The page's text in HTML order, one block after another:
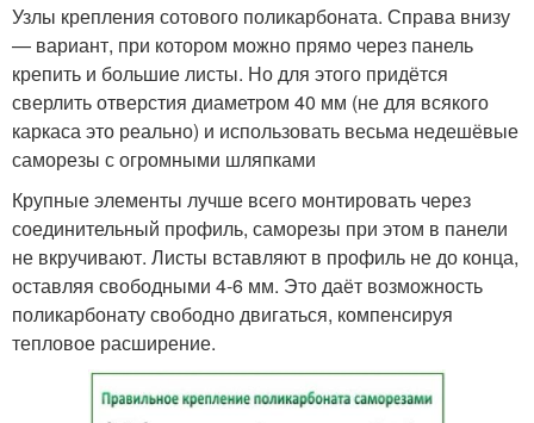
Узлы крепления сотового поликарбоната. Справа внизу
— вариант, при котором можно прямо через панель
крепить и большие листы. Но для этого придётся
сверлить отверстия диаметром 40 мм (не для всякого
каркаса это реально) и использовать весьма недешёвые
саморезы с огромными шляпками
Крупные элементы лучше всего монтировать через
соединительный профиль, саморезы при этом в панели
не вкручивают. Листы вставляют в профиль не до конца,
оставляя свободными 4-6 мм. Это даёт возможность
поликарбонату свободно двигаться, компенсируя
тепловое расширение.